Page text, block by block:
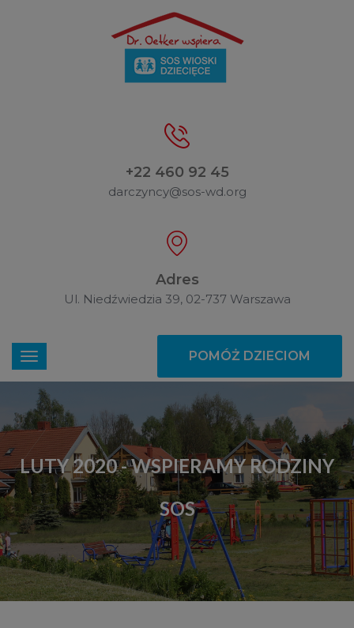
+22 460 92 45
darczyncy@sos-wd.org
Adres
Ul. Niedźwiedzia 39, 02-737 Warszawa
POMÓŻ DZIECIOM
LUTY 2020 - WSPIERAMY RODZINY
SOS